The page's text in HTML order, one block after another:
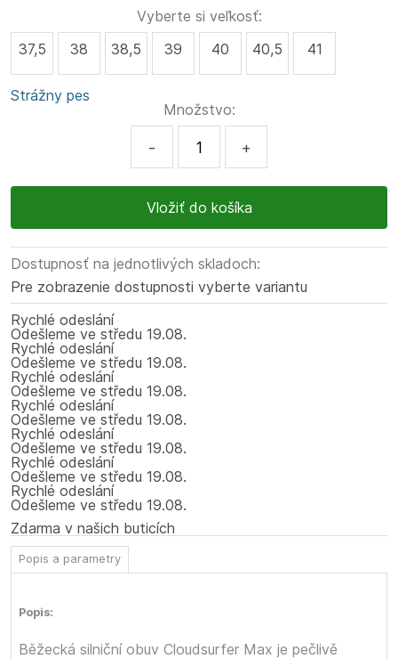
Vyberte si veľkosť:
37,5
38 38,5 39 40 40,5 41
Strážny pes
Množstvo:
- +
Dostupnosť na jednotlivých skladoch:
Pre zobrazenie dostupnosti vyberte variantu
Rychlé odeslání
Odešleme ve středu 19.08.
Rychlé odeslání
Odešleme ve středu 19.08.
Rychlé odeslání
Odešleme ve středu 19.08.
Rychlé odeslání
Odešleme ve středu 19.08.
Rychlé odeslání
Odešleme ve středu 19.08.
Rychlé odeslání
Odešleme ve středu 19.08.
Rychlé odeslání
Odešleme ve středu 19.08.
Zdarma v našich buticích
Popis a parametry
Popis:
Běžecká silniční obuv Cloudsurfer Max je pečlivě